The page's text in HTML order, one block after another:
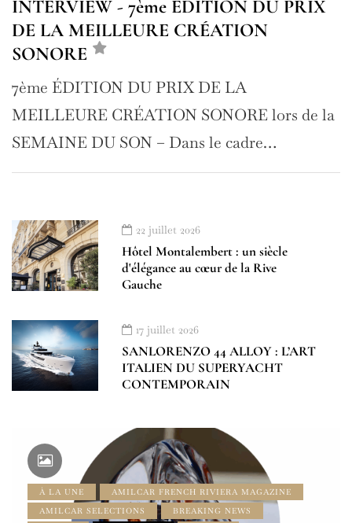
INTERVIEW - 7ème ÉDITION DU PRIX
DE LA MEILLEURE CRÉATION
SONORE
7ème ÉDITION DU PRIX DE LA
MEILLEURE CRÉATION SONORE lors de la
SEMAINE DU SON – Dans le cadre…
22 juillet 2026
Hôtel Montalembert : un siècle
d'élégance au cœur de la Rive
Gauche
17 juillet 2026
SANLORENZO 44 ALLOY : L’ART
ITALIEN DU SUPERYACHT
CONTEMPORAIN
À LA UNE
AMILCAR FRENCH RIVIERA MAGAZINE
AMILCAR SELECTIONS
BREAKING NEWS